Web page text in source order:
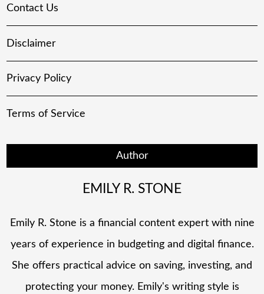
Contact Us
Disclaimer
Privacy Policy
Terms of Service
Author
EMILY R. STONE
Emily R. Stone is a financial content expert with nine
years of experience in budgeting and digital finance.
She offers practical advice on saving, investing, and
protecting your money. Emily's writing style is